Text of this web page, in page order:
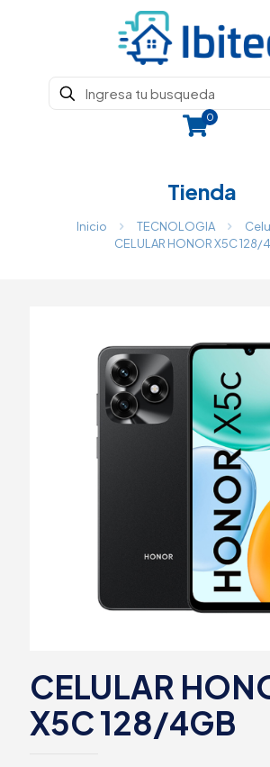
0
Tienda
Inicio TECNOLOGIA
CELULAR HONOR X5C 128/
CELULAR
X5C 128/4GB